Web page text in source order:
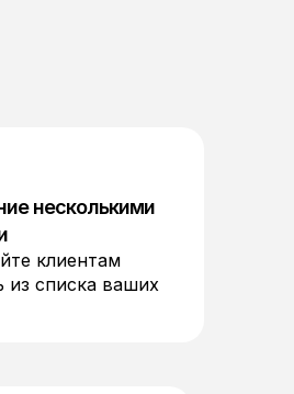
несколькими
клиентам
из списка ваших